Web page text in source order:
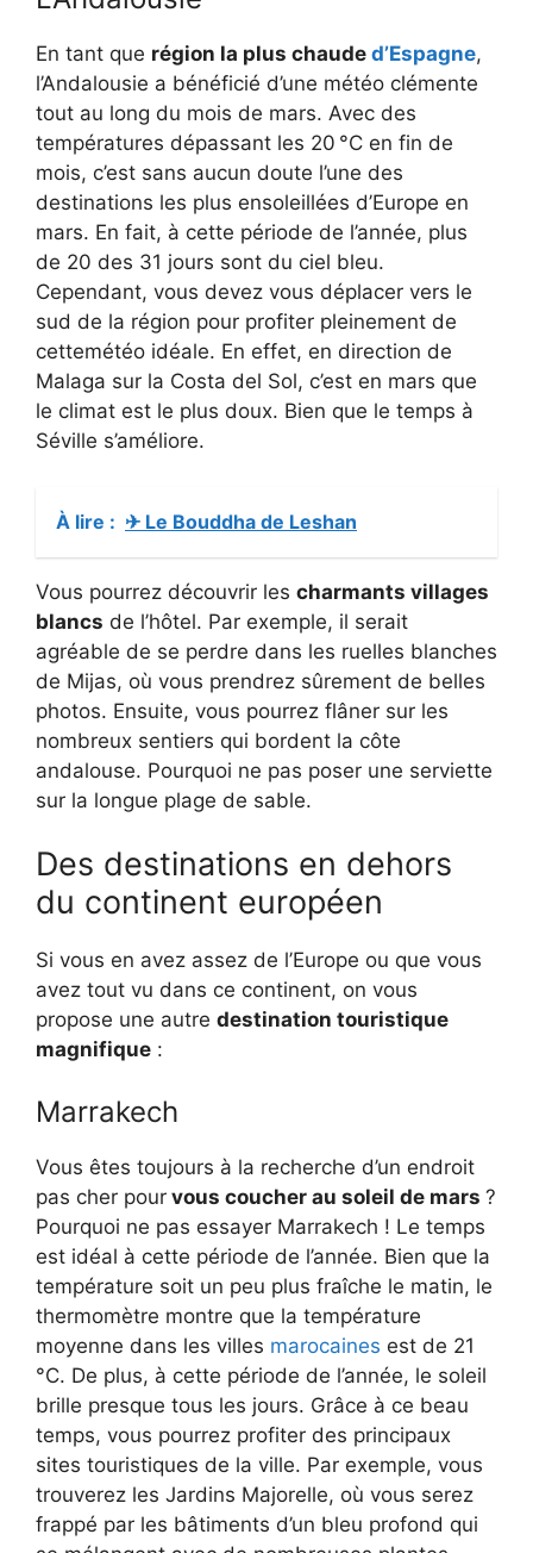
En tant que région la plus chaude d’Espagne,
l’Andalousie a bénéficié d’une météo clémente
tout au long du mois de mars. Avec des
températures dépassant les 20 °C en fin de
mois, c’est sans aucun doute l’une des
destinations les plus ensoleillées d’Europe en
mars. En fait, à cette période de l’année, plus
de 20 des 31 jours sont du ciel bleu.
Cependant, vous devez vous déplacer vers le
sud de la région pour profiter pleinement de
cettemétéo idéale. En effet, en direction de
Malaga sur la Costa del Sol, c’est en mars que
le climat est le plus doux. Bien que le temps à
Séville s’améliore.
À lire : ✈ Le Bouddha de Leshan
Vous pourrez découvrir les charmants villages
blancs de l’hôtel. Par exemple, il serait
agréable de se perdre dans les ruelles blanches
de Mijas, où vous prendrez sûrement de belles
photos. Ensuite, vous pourrez flâner sur les
nombreux sentiers qui bordent la côte
andalouse. Pourquoi ne pas poser une serviette
sur la longue plage de sable.
Des destinations en dehors
du continent européen
Si vous en avez assez de l’Europe ou que vous
avez tout vu dans ce continent, on vous
propose une autre destination touristique
magnifique :
Marrakech
Vous êtes toujours à la recherche d’un endroit
pas cher pour vous coucher au soleil de mars ?
Pourquoi ne pas essayer Marrakech ! Le temps
est idéal à cette période de l’année. Bien que la
température soit un peu plus fraîche le matin, le
thermomètre montre que la température
moyenne dans les villes marocaines est de 21
°C. De plus, à cette période de l’année, le soleil
brille presque tous les jours. Grâce à ce beau
temps, vous pourrez profiter des principaux
sites touristiques de la ville. Par exemple, vous
trouverez les Jardins Majorelle, où vous serez
frappé par les bâtiments d’un bleu profond qui